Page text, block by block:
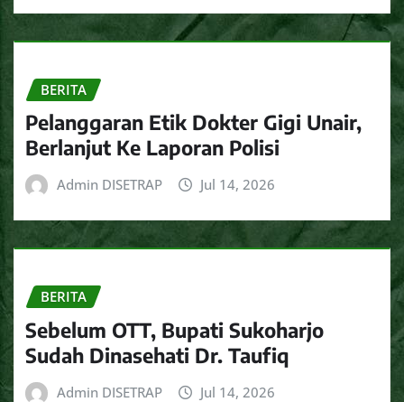
BERITA
Pelanggaran Etik Dokter Gigi Unair,
Berlanjut Ke Laporan Polisi
Admin DISETRAP Jul 14, 2026
BERITA
Sebelum OTT, Bupati Sukoharjo
Sudah Dinasehati Dr. Taufiq
Admin DISETRAP Jul 14, 2026